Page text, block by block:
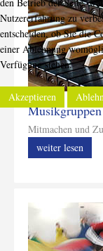
Musikgruppen
Mitmachen und
weiter lesen
Nutzererfahrung zu
entscheiden, ob Sie die
einer Ablehnung
Verfügung stehen.
Akzeptieren